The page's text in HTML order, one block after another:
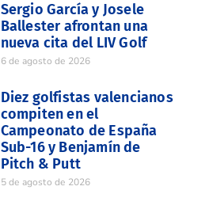
Sergio García y Josele
Ballester afrontan una
nueva cita del LIV Golf
6 de agosto de 2026
Diez golfistas valencianos
compiten en el
Campeonato de España
Sub-16 y Benjamín de
Pitch & Putt
5 de agosto de 2026